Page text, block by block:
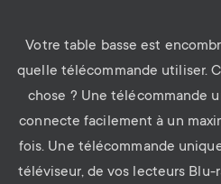
Votre table basse est
quelle télécommande utiliser.
chose ? Une télécommande
connecte facilement à un
fois. Une télécommande
téléviseur, de vos lecteurs Blu-